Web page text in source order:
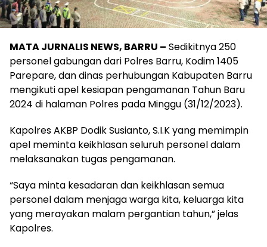
MATA JURNALIS NEWS, BARRU – Sedikitnya 250
personel gabungan dari Polres Barru, Kodim 1405
Parepare, dan dinas perhubungan Kabupaten Barru
mengikuti apel kesiapan pengamanan Tahun Baru
2024 di halaman Polres pada Minggu (31/12/2023).
Kapolres AKBP Dodik Susianto, S.I.K yang memimpin
apel meminta keikhlasan seluruh personel dalam
melaksanakan tugas pengamanan.
“Saya minta kesadaran dan keikhlasan semua
personel dalam menjaga warga kita, keluarga kita
yang merayakan malam pergantian tahun,” jelas
Kapolres.